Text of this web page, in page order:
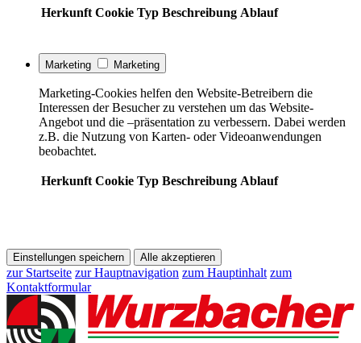
Herkunft Cookie Typ Beschreibung Ablauf
Marketing Marketing
Marketing-Cookies helfen den Website-Betreibern die
Interessen der Besucher zu verstehen um das Website-
Angebot und die –präsentation zu verbessern. Dabei werden
z.B. die Nutzung von Karten- oder Videoanwendungen
beobachtet.
Herkunft Cookie Typ Beschreibung Ablauf
Einstellungen speichern Alle akzeptieren
zur Startseite zur Hauptnavigation zum Hauptinhalt zum
Kontaktformular